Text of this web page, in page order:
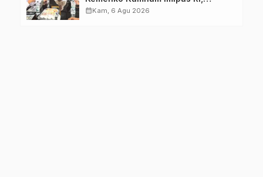
Perkuat Pelayanan Kesehatan bagi
calendar_monthKam, 6 Agu 2026